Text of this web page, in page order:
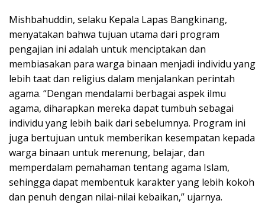
Mishbahuddin, selaku Kepala Lapas Bangkinang,
menyatakan bahwa tujuan utama dari program
pengajian ini adalah untuk menciptakan dan
membiasakan para warga binaan menjadi individu yang
lebih taat dan religius dalam menjalankan perintah
agama. “Dengan mendalami berbagai aspek ilmu
agama, diharapkan mereka dapat tumbuh sebagai
individu yang lebih baik dari sebelumnya. Program ini
juga bertujuan untuk memberikan kesempatan kepada
warga binaan untuk merenung, belajar, dan
memperdalam pemahaman tentang agama Islam,
sehingga dapat membentuk karakter yang lebih kokoh
dan penuh dengan nilai-nilai kebaikan,” ujarnya.